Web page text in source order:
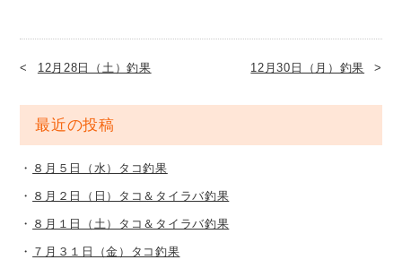
12月28日（土）釣果 12月30日（月）釣果
最近の投稿
８月５日（水）タコ釣果
８月２日（日）タコ＆タイラバ釣果
８月１日（土）タコ＆タイラバ釣果
７月３１日（金）タコ釣果